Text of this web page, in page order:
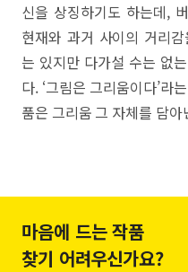
신을 상징하기도 하는데,
현재와 과거 사이의 거리
는 있지만 다가설 수는 없
다. ‘그림은 그리움이다’라
품은 그리움 그 자체를 담아
마음에 드는 작품
찾기 어려우신가요?